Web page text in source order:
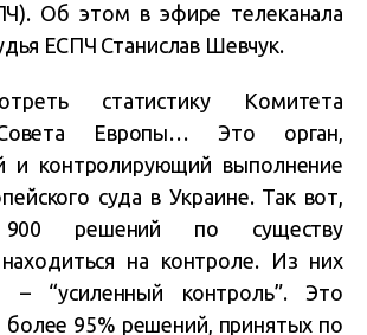
Об этом в эфире телеканала
ЕСПЧ Станислав Шевчук.
статистику Комитета
Европы… Это орган,
и контролирующий выполнение
суда в Украине. Так вот,
900 решений по существу
на контроле. Из них
– “усиленный контроль”. Это
более 95% решений, принятых по